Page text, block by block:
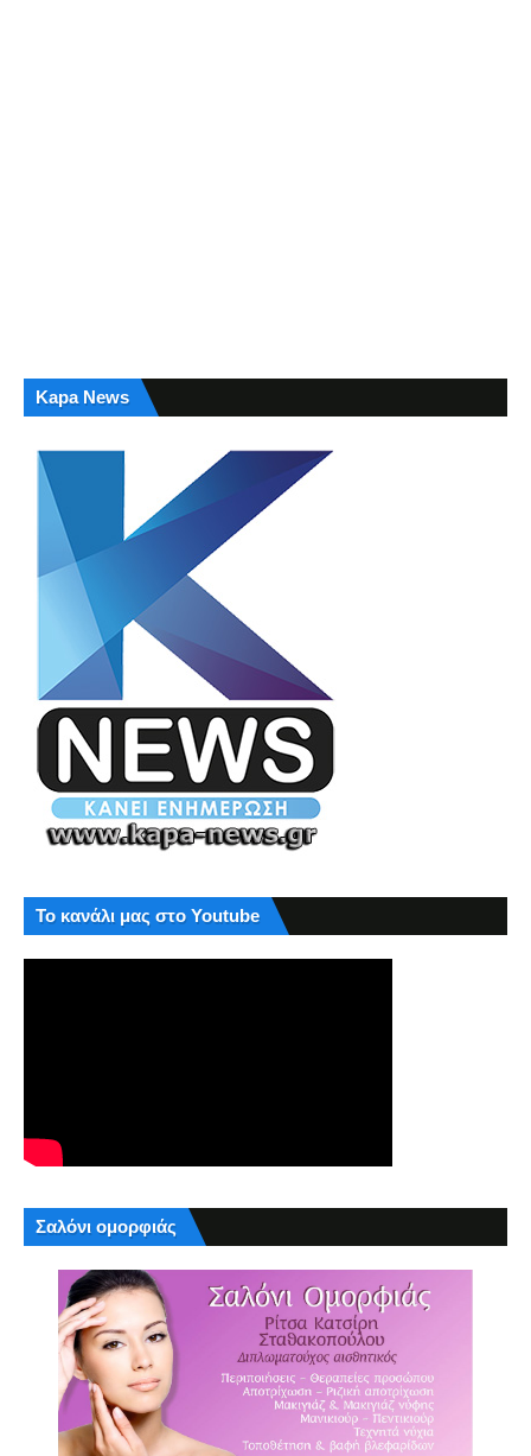
Kapa News
Το κανάλι μας στο Youtube
Σαλόνι ομορφιάς